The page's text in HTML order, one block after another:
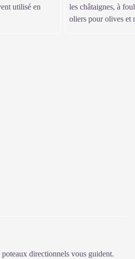
utilisé en
les châtaignes, à
oliers pour olives et
directionnels vous guident.